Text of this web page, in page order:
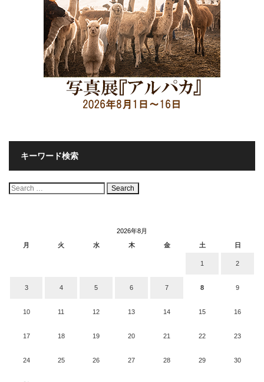
キーワード検索
検
索:
2026年8月
月
火 水 木 金 土 日
1 2
3 4 5 6 7 8 9
10 11 12 13 14 15 16
17 18 19 20 21 22 23
24 25 26 27 28 29 30